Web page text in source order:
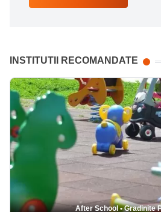
INSTITUTII RECOMANDATE
After School•Gradinite